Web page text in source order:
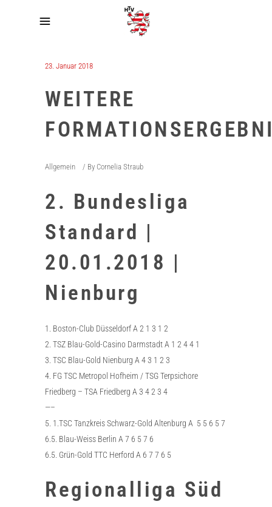
23. Januar 2018
WEITERE
Allgemein By Cornelia Straub
2. Bundesliga
Standard |
20.01.2018 |
Nienburg
1. Boston-Club Düsseldorf A 2 1 3 1 2
2. TSZ Blau-Gold-Casino Darmstadt A 1 2 4 4 1
3. TSC Blau-Gold Nienburg A 4 3 1 2 3
4. FG TSC Metropol Hofheim / TSG Terpsichore
Friedberg – TSA Friedberg A 3 4 2 3 4
—–
5. 1.TSC Tanzkreis Schwarz-Gold Altenburg A 5 5 6 5 7
6.5. Blau-Weiss Berlin A 7 6 5 7 6
6.5. Grün-Gold TTC Herford A 6 7 7 6 5
Regionalliga Süd